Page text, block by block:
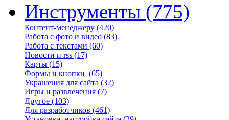
Инструменты (775)
Контент-менеджеру (420)
Работа с фото и видео (83)
Работа с текстами (60)
Новости и rss (17)
Карты (15)
Формы и кнопки (65)
Украшения для сайта (32)
Игры и развлечения (7)
Другое (103)
Для разработчиков (461)